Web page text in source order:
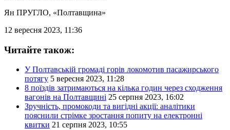
Ян ПРУГЛО, «Полтавщина»
12 вересня 2023, 11:36
Читайте також:
У Полтавській громаді горів локомотив пасажирського
потягу 5 вересня 2023, 11:28
8 поїздів затримаються на кілька годин через сходження
вагонів на Полтавщині 25 серпня 2023, 16:02
Зручність, промокоди та вигідні акції: аналітики
пояснили стрімке зростання попиту на електронні
квитки 21 серпня 2023, 10:55